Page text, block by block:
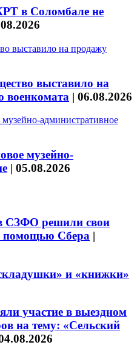
в Соломбале не
выставило на
военкомата | 06.08.2026
музейно-
| 05.08.2026
СЗФО решили свои
помощью Сбера |
и «книжки»
участие в выездном
на тему: «Сельский